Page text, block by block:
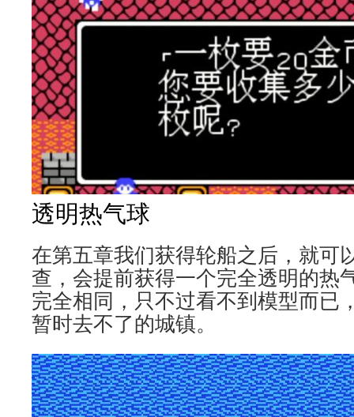
透明热气球
在第五章我们获得轮船之后，就可
查，会提前获得一个完全透明的热
完全相同，只不过看不到模型而已
暂时去不了的城镇。